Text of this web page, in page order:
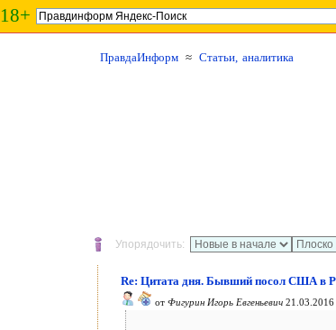
18+
ПравдаИнформ ≈ Статьи, аналитика
Упорядочить:
Re: Цитата дня. Бывший посол США в
от Фигурин Игорь Евгеньевич 21.03.2016